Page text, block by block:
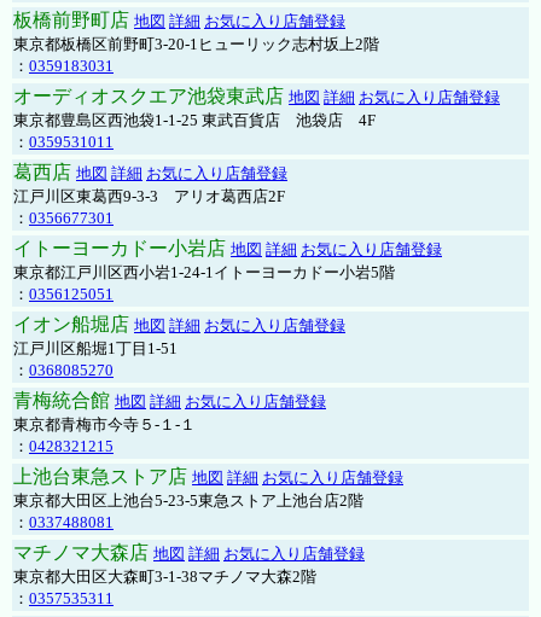
板橋前野町店 地図 詳細 お気に入り店舗登録
東京都板橋区前野町3-20-1ヒューリック志村坂上2階
： 0359183031
オーディオスクエア池袋東武店 地図 詳細 お気に入り店舗登録
東京都豊島区西池袋1-1-25 東武百貨店 池袋店 4F
： 0359531011
葛西店 地図 詳細 お気に入り店舗登録
江戸川区東葛西9-3-3 アリオ葛西店2F
： 0356677301
イトーヨーカドー小岩店 地図 詳細 お気に入り店舗登録
東京都江戸川区西小岩1-24-1イトーヨーカドー小岩5階
： 0356125051
イオン船堀店 地図 詳細 お気に入り店舗登録
江戸川区船堀1丁目1-51
： 0368085270
青梅統合館 地図 詳細 お気に入り店舗登録
東京都青梅市今寺５-１-１
： 0428321215
上池台東急ストア店 地図 詳細 お気に入り店舗登録
東京都大田区上池台5-23-5東急ストア上池台店2階
： 0337488081
マチノマ大森店 地図 詳細 お気に入り店舗登録
東京都大田区大森町3-1-38マチノマ大森2階
： 0357535311